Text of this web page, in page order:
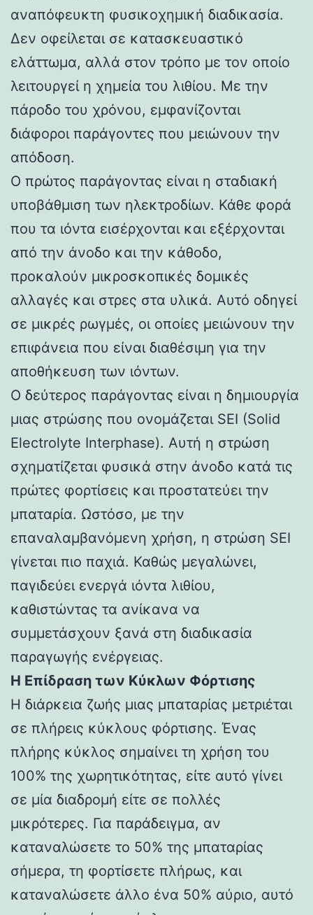
αναπόφευκτη φυσικοχημική διαδικασία.
Δεν οφείλεται σε κατασκευαστικό
ελάττωμα, αλλά στον τρόπο με τον οποίο
λειτουργεί η χημεία του λιθίου. Με την
πάροδο του χρόνου, εμφανίζονται
διάφοροι παράγοντες που μειώνουν την
απόδοση.
Ο πρώτος παράγοντας είναι η σταδιακή
υποβάθμιση των ηλεκτροδίων. Κάθε φορά
που τα ιόντα εισέρχονται και εξέρχονται
από την άνοδο και την κάθοδο,
προκαλούν μικροσκοπικές δομικές
αλλαγές και στρες στα υλικά. Αυτό οδηγεί
σε μικρές ρωγμές, οι οποίες μειώνουν την
επιφάνεια που είναι διαθέσιμη για την
αποθήκευση των ιόντων.
Ο δεύτερος παράγοντας είναι η δημιουργία
μιας στρώσης που ονομάζεται SEI (Solid
Electrolyte Interphase). Αυτή η στρώση
σχηματίζεται φυσικά στην άνοδο κατά τις
πρώτες φορτίσεις και προστατεύει την
μπαταρία. Ωστόσο, με την
επαναλαμβανόμενη χρήση, η στρώση SEI
γίνεται πιο παχιά. Καθώς μεγαλώνει,
παγιδεύει ενεργά ιόντα λιθίου,
καθιστώντας τα ανίκανα να
συμμετάσχουν ξανά στη διαδικασία
παραγωγής ενέργειας.
Η Επίδραση των Κύκλων Φόρτισης
Η διάρκεια ζωής μιας μπαταρίας μετριέται
σε πλήρεις κύκλους φόρτισης. Ένας
πλήρης κύκλος σημαίνει τη χρήση του
100% της χωρητικότητας, είτε αυτό γίνει
σε μία διαδρομή είτε σε πολλές
μικρότερες. Για παράδειγμα, αν
καταναλώσετε το 50% της μπαταρίας
σήμερα, τη φορτίσετε πλήρως, και
καταναλώσετε άλλο ένα 50% αύριο, αυτό